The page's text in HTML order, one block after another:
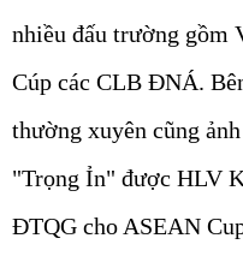
nhiều đấu trường gồm
Cúp các CLB ĐNÁ.
thường xuyên cũng
"Trọng Ỉn" được HLV
ĐTQG cho ASEAN